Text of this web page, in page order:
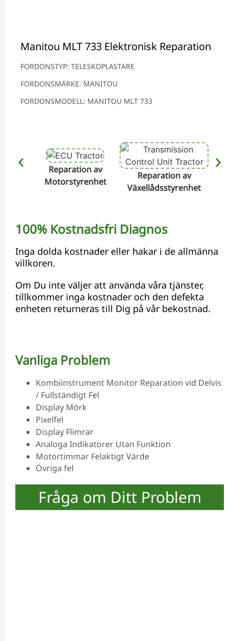
Manitou MLT 733 Elektronisk Reparation
FORDONSTYP: TELESKOPLASTARE
FORDONSMÄRKE: MANITOU
FORDONSMODELL: MANITOU MLT 733
Reparation av
Motorstyrenhet
Reparation av
Växellådsstyrenhet
100% Kostnadsfri Diagnos
Inga dolda kostnader eller hakar i de allmänna
villkoren.
Om Du inte väljer att använda våra tjänster,
tillkommer inga kostnader och den defekta
enheten returneras till Dig på vår bekostnad.
Vanliga Problem
Kombiinstrument Monitor Reparation vid Delvis
/ Fullständigt Fel
Display Mörk
Pixelfel
Display Flimrar
Analoga Indikatorer Utan Funktion
Motortimmar Felaktigt Värde
Övriga fel
Fråga om Ditt Problem